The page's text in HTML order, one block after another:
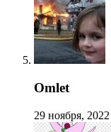
Omlet
29 ноября, 2022